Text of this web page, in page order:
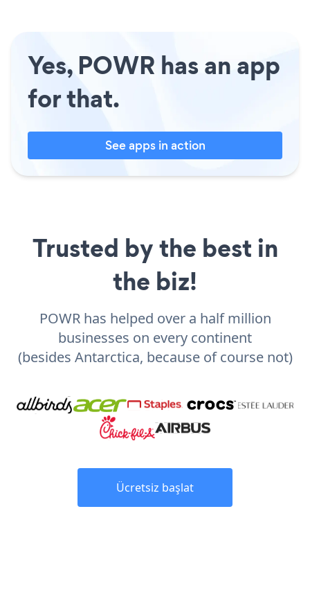
Yes, POWR has an app
for that.
See apps in action
Trusted by the best in
the biz!
POWR has helped over a half million
businesses on every continent
(besides Antarctica, because of course not)
Ücretsiz başlat